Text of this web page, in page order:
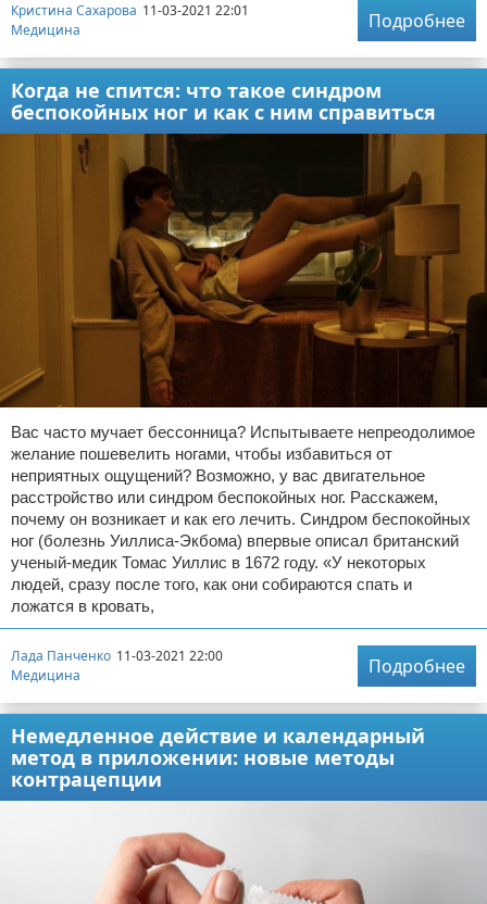
Кристина Сахарова 11-03-2021 22:01
Медицина
Подробнее
Когда не спится: что такое синдром
беспокойных ног и как с ним справиться
Вас часто мучает бессонница? Испытываете непреодолимое
желание пошевелить ногами, чтобы избавиться от
неприятных ощущений? Возможно, у вас двигательное
расстройство или синдром беспокойных ног. Расскажем,
почему он возникает и как его лечить. Синдром беспокойных
ног (болезнь Уиллиса-Экбома) впервые описал британский
ученый-медик Томас Уиллис в 1672 году. «У некоторых
людей, сразу после того, как они собираются спать и
ложатся в кровать,
Лада Панченко 11-03-2021 22:00
Медицина
Подробнее
Немедленное действие и календарный
метод в приложении: новые методы
контрацепции